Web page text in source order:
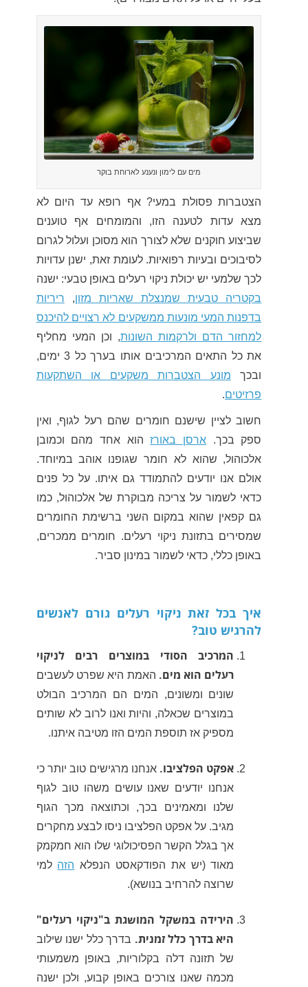
מים עם לימון ונענע לארוחת בוקר
הצטברות פסולת במעי? אף רופא עד היום לא
מצא עדות לטענה הזו, והמומחים אף טוענים
שביצוע חוקנים שלא לצורך הוא מסוכן ועלול לגרום
לסיבוכים ובעיות רפואיות. לעומת זאת, ישנן עדויות
לכך שלמעי יש יכולת ניקוי רעלים באופן טבעי: ישנה
בקטריה טבעית שמנצלת שאריות מזון, ריריות
בדפנות המעי מונעות ממשקעים לא רצויים להיכנס
למחזור הדם ולרקמות השונות, וכן המעי מחליף
את כל התאים המרכיבים אותו בערך כל 3 ימים,
ובכך מונע הצטברות משקעים או השתקעות
פרזיטים.
חשוב לציין שישנם חומרים שהם רעל לגוף, ואין
ספק בכך. ארסן באורזהוא אחד מהם וכמובן
אלכוהול, שהוא לא חומר שגופנו אוהב במיוחד.
אולם אנו יודעים להתמודד גם איתו. על כל פנים
כדאי לשמור על צריכה מבוקרת של אלכוהול, כמו
גם קפאין שהוא במקום השני ברשימת החומרים
שמסירים בתזונת ניקוי רעלים. חומרים ממכרים,
באופן כללי, כדאי לשמור במינון סביר.
איך בכל זאת ניקוי רעלים גורם לאנשים
להרגיש טוב?
המרכיב הסודי במוצרים רבים לניקוי
רעלים הוא מים. האמת היא שפרט לעשבים
שונים ומשונים, המים הם המרכיב הבולט
במוצרים שכאלה, והיות ואנו לרוב לא שותים
מספיק אז תוספת המים הזו מטיבה איתנו.
אפקט הפלציבו. אנחנו מרגישים טוב יותר כי
אנחנו יודעים שאנו עושים משהו טוב לגוף
שלנו ומאמינים בכך, וכתוצאה מכך הגוף
מגיב. על אפקט הפלציבו ניסו לבצע מחקרים
אך בגלל הקשר הפסיכולוגי שלו הוא חמקמק
מאוד (יש את הפודקאסט הנפלא הזה למי
שרוצה להרחיב בנושא).
הירידה במשקל המושגת ב"ניקוי רעלים"
היא בדרך כלל זמנית. בדרך כלל ישנו שילוב
של תזונה דלה בקלוריות, באופן משמעותי
מכמה שאנו צורכים באופן קבוע, ולכן ישנה